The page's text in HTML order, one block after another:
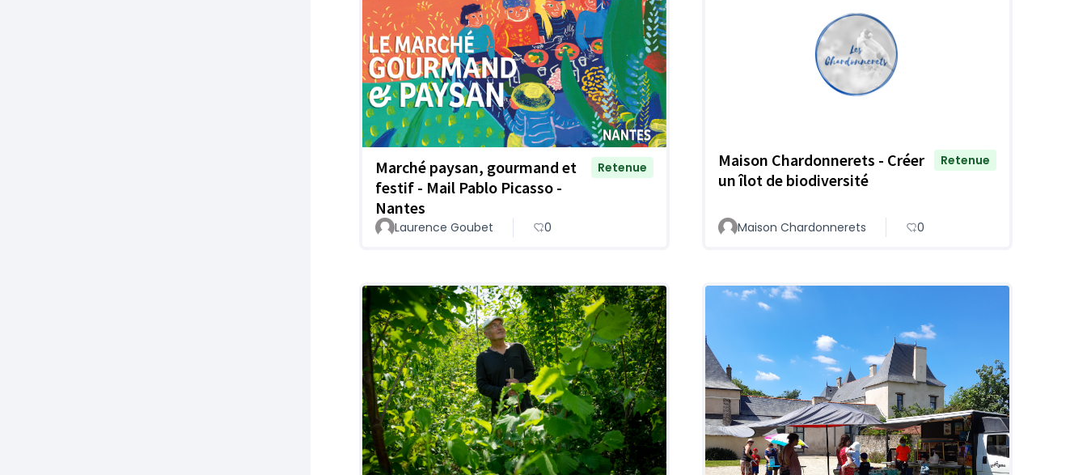
Marché paysan, gourmand et
festif - Mail Pablo Picasso -
Nantes
Retenue
Laurence Goubet 0
Maison Chardonnerets - Créer
un îlot de biodiversité
Retenue
Maison Chardonnerets 0